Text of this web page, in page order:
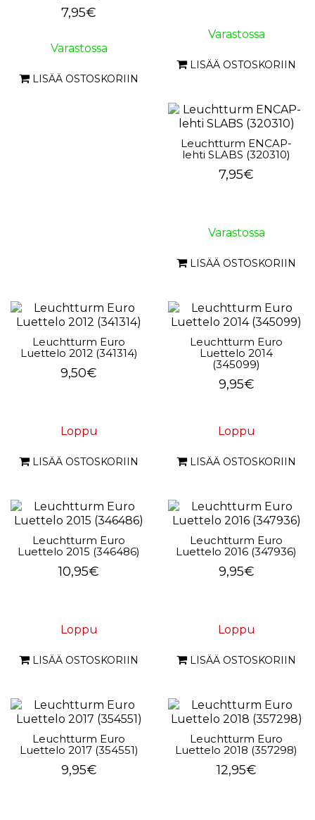
7,95€
Varastossa
LISÄÄ OSTOSKORIIN
Varastossa
LISÄÄ OSTOSKORIIN
Leuchtturm ENCAP-
lehti SLABS (320310)
7,95€
Varastossa
LISÄÄ OSTOSKORIIN
Leuchtturm Euro
Luettelo 2012 (341314)
9,50€
Loppu
LISÄÄ OSTOSKORIIN
Leuchtturm Euro
Luettelo 2014
(345099)
9,95€
Loppu
LISÄÄ OSTOSKORIIN
Leuchtturm Euro
Luettelo 2015 (346486)
10,95€
Loppu
LISÄÄ OSTOSKORIIN
Leuchtturm Euro
Luettelo 2016 (347936)
9,95€
Loppu
LISÄÄ OSTOSKORIIN
Leuchtturm Euro
Luettelo 2017 (354551)
9,95€
Leuchtturm Euro
Luettelo 2018 (357298)
12,95€